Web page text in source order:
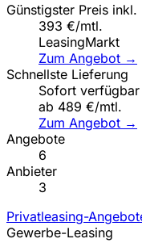
Günstigster Preis inkl.
393 €/mtl.
LeasingMarkt
Zum Angebot →
Schnellste Lieferung
Sofort verfügbar
ab 489 €/mtl.
Zum Angebot →
Angebote
6
Anbieter
3
Privatleasing-
Gewerbe-Leasing